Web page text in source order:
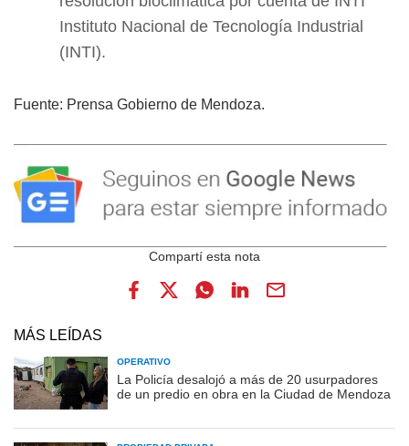
Instituto Nacional de Tecnología Industrial
(INTI).
Fuente: Prensa Gobierno de Mendoza.
MÁS LEÍDAS
OPERATIVO
La Policía desalojó a más de 20 usurpadores
de un predio en obra en la Ciudad de Mendoza